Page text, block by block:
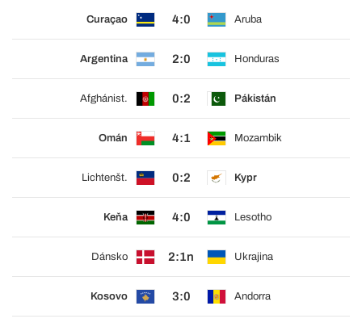
Curaçao 4:0 Aruba
Argentina 2:0 Honduras
Afghánist. 0:2 Pákistán
Omán 4:1 Mozambik
Lichtenšt. 0:2 Kypr
Keňa 4:0 Lesotho
Dánsko 2:1n Ukrajina
Kosovo 3:0 Andorra